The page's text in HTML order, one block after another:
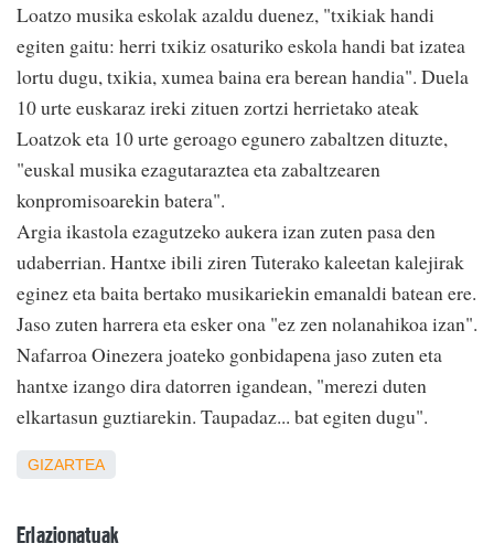
Loatzo musika eskolak azaldu duenez, "txikiak handi
egiten gaitu: herri txikiz osaturiko eskola handi bat izatea
lortu dugu, txikia, xumea baina era berean handia". Duela
10 urte euskaraz ireki zituen zortzi herrietako ateak
Loatzok eta 10 urte geroago egunero zabaltzen dituzte,
"euskal musika ezagutaraztea eta zabaltzearen
konpromisoarekin batera".
Argia ikastola ezagutzeko aukera izan zuten pasa den
udaberrian. Hantxe ibili ziren Tuterako kaleetan kalejirak
eginez eta baita bertako musikariekin emanaldi batean ere.
Jaso zuten harrera eta esker ona "ez zen nolanahikoa izan".
Nafarroa Oinezera joateko gonbidapena jaso zuten eta
hantxe izango dira datorren igandean, "merezi duten
elkartasun guztiarekin. Taupadaz... bat egiten dugu".
GIZARTEA
Erlazionatuak